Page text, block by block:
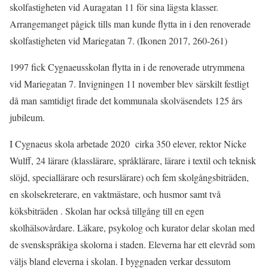
skolfastigheten vid Auragatan 11 för sina lägsta klasser.
Arrangemanget pågick tills man kunde flytta in i den renoverade
skolfastigheten vid Mariegatan 7. (Ikonen 2017, 260-261)
1997 fick Cygnaeusskolan flytta in i de renoverade utrymmena
vid Mariegatan 7. Invigningen 11 november blev särskilt festligt
då man samtidigt firade det kommunala skolväsendets 125 års
jubileum.
I Cygnaeus skola arbetade 2020 cirka 350 elever, rektor Nicke
Wulff, 24 lärare (klasslärare, språklärare, lärare i textil och teknisk
slöjd, speciallärare och resurslärare) och fem skolgångsbiträden,
en skolsekreterare, en vaktmästare, och husmor samt två
köksbiträden . Skolan har också tillgång till en egen
skolhälsovårdare. Läkare, psykolog och kurator delar skolan med
de svenskspråkiga skolorna i staden. Eleverna har ett elevråd som
väljs bland eleverna i skolan. I byggnaden verkar dessutom